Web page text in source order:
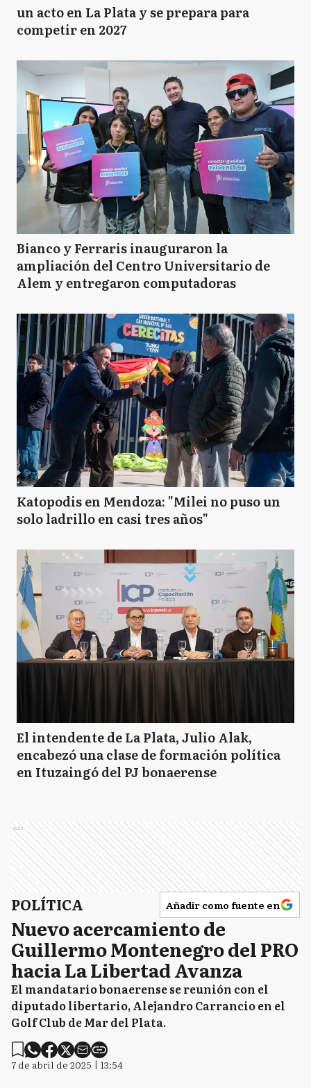
un acto en La Plata y se prepara para
competir en 2027
Bianco y Ferraris inauguraron la
ampliación del Centro Universitario de
Alem y entregaron computadoras
Katopodis en Mendoza: "Milei no puso un
solo ladrillo en casi tres años"
El intendente de La Plata, Julio Alak,
encabezó una clase de formación política
en Ituzaingó del PJ bonaerense
Ads
POLÍTICA Añadir como fuente en
Nuevo acercamiento de
Guillermo Montenegro del PRO
hacia La Libertad Avanza
El mandatario bonaerense se reunión con el
diputado libertario, Alejandro Carrancio en el
Golf Club de Mar del Plata.
7 de abril de 2025 | 13:54